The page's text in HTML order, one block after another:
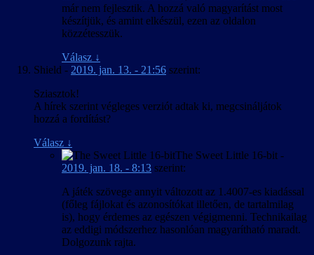
már nem fejlesztik. A hozzá való magyarítást most
készítjük, és amint elkészül, ezen az oldalon
közzétesszük.
Válasz ↓
Shield - 2019. jan. 13. - 21:56 szerint:
Sziasztok!
A hírek szerint végleges verziót adtak ki, megcsináljátok
hozzá a fordítást?
Válasz ↓
The Sweet Little 16-bit -
2019. jan. 18. - 8:13 szerint:
A játék szövege annyit változott az 1.4007-es kiadással
(főleg fájlokat és azonosítókat illetően, de tartalmilag
is), hogy érdemes az egészen végigmenni. Technikailag
az eddigi módszerhez hasonlóan magyarítható maradt.
Dolgozunk rajta.